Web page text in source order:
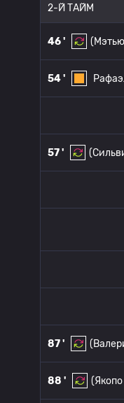
2-Й ТАЙМ
46 '
54 '
57 '
87 '
88 '